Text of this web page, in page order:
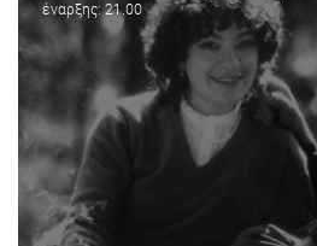
έναρξης: 21.00